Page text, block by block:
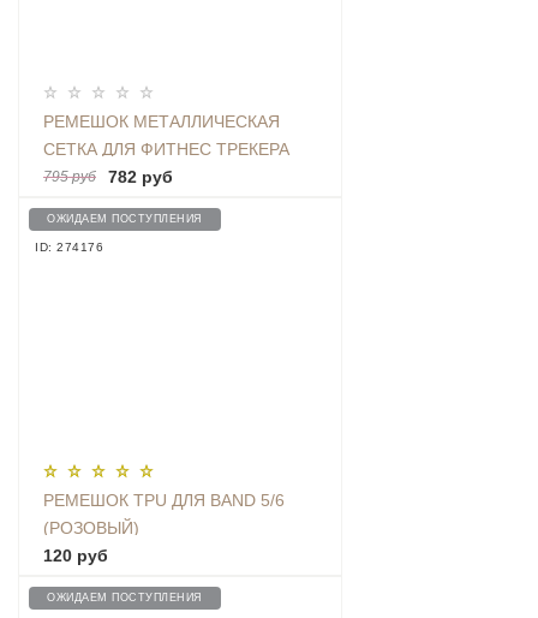
РЕМЕШОК МЕТАЛЛИЧЕСКАЯ
СЕТКА ДЛЯ ФИТНЕС ТРЕКЕРА
BAND 5 / BAND 6, ЧЕРНЫЙ -
BMIB5 MILAN BLACK
795 руб 782 руб
ОЖИДАЕМ ПОСТУПЛЕНИЯ
ID: 274176
РЕМЕШОК TPU ДЛЯ BAND 5/6
(РОЗОВЫЙ)
120 руб
ОЖИДАЕМ ПОСТУПЛЕНИЯ